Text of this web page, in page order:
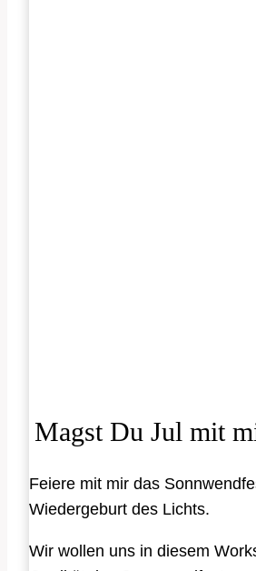
Magst Du Jul mit
Feiere mit mir das
Wiedergeburt des Lichts.
Wir wollen uns in diesem